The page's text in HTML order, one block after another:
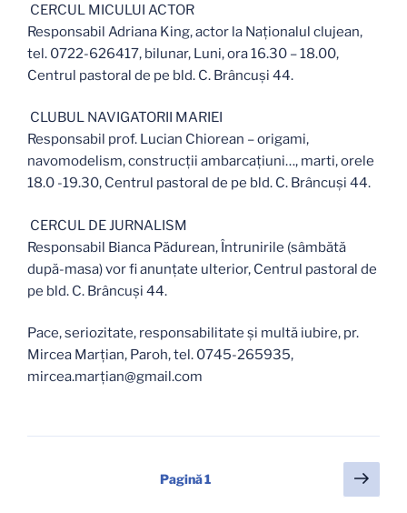
CERCUL MICULUI ACTOR
Responsabil Adriana King, actor la Naționalul clujean,
tel. 0722-626417, bilunar, Luni, ora 16.30 – 18.00,
Centrul pastoral de pe bld. C. Brâncuși 44.
CLUBUL NAVIGATORII MARIEI
Responsabil prof. Lucian Chiorean – origami,
navomodelism, construcții ambarcațiuni…, marti, orele
18.0 -19.30, Centrul pastoral de pe bld. C. Brâncuși 44.
CERCUL DE JURNALISM
Responsabil Bianca Pădurean, Întrunirile (sâmbătă
după-masa) vor fi anunțate ulterior, Centrul pastoral de
pe bld. C. Brâncuși 44.
Pace, seriozitate, responsabilitate și multă iubire, pr.
Mircea Marțian, Paroh, tel. 0745-265935,
mircea.marțian@gmail.com
Pagină1